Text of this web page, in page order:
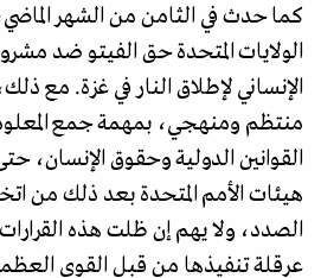
كما حدث في الثامن من الشهر
الولايات المتحدة حق الفيتو ضد
الإنساني لإطلاق النار في غزة. مع
منتظم ومنهجي، بمهمة جمع
القوانين الدولية وحقوق الإنسان،
هيئات الأمم المتحدة بعد ذلك من
الصدد، ولا يهم إن ظلت هذه
عرقلة تنفيذها من قبل القوى